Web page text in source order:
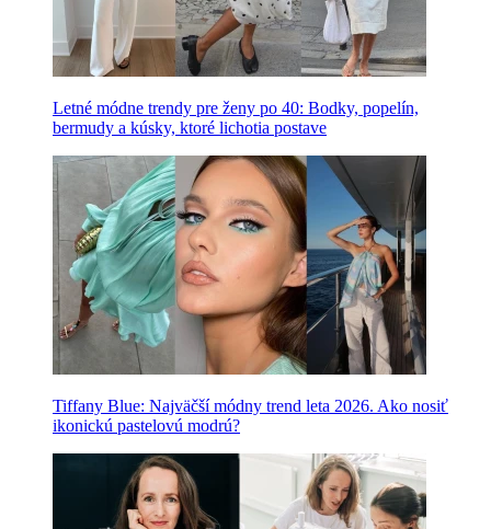
Letné módne trendy pre ženy po 40: Bodky, popelín,
bermudy a kúsky, ktoré lichotia postave
Tiffany Blue: Najväčší módny trend leta 2026. Ako nosiť
ikonickú pastelovú modrú?